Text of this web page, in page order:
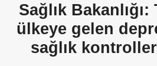
Sağlık
ülkeye gelen
sağlık